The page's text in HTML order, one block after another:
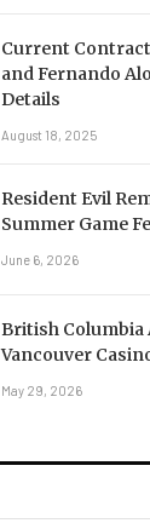
Current
and Fernando
Details
August 18, 2025
Resident Evil
Summer Game
June 6, 2026
British Columbia
Vancouver
May 29, 2026